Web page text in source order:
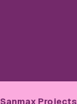
Sanmax Projects